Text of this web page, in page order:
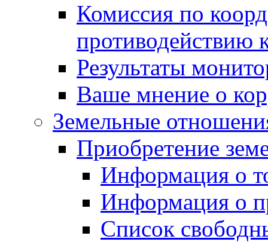
Комиссия по
противодействию
Результаты
Ваше мнение о
Земельные
Приобретение
Информация о
Информация о
Список